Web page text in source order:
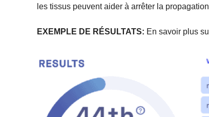
les tissus peuvent aider à arrêter la
EXEMPLE DE RÉSULTATS: En savoir plus